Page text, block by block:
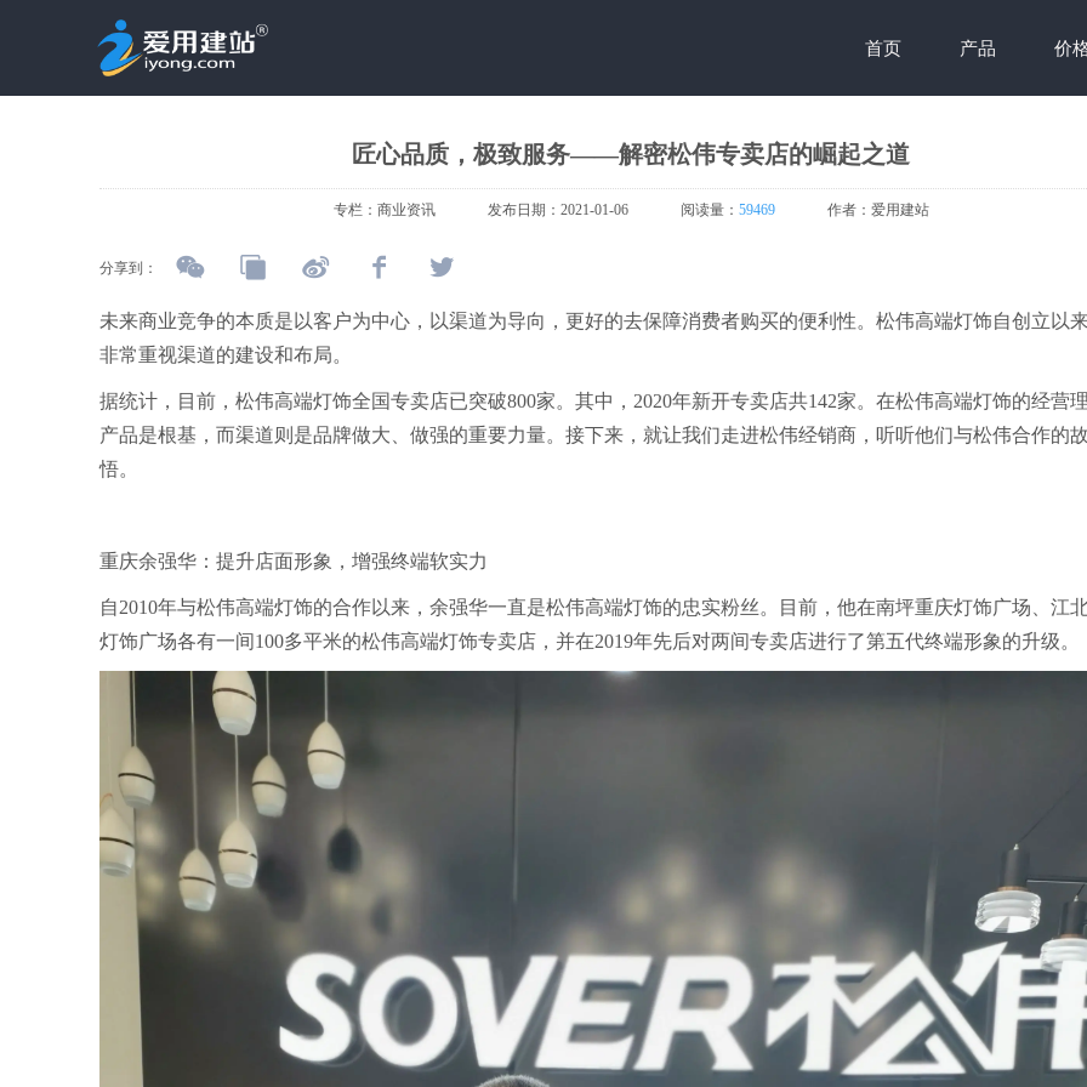
首页 产品 价
匠心品质，极致服务——解密松伟专卖店的崛起之道
专栏： 商业资讯 发布日期： 2021-01-06 阅读量： 59469 作者： 爱用建站
分享到：
未来商业竞争的本质是以客户为中心，以渠道为导向，更好的去保障消费者购买的便利性。松伟高端灯饰自创立以
非常重视渠道的建设和布局。
据统计，目前，松伟高端灯饰全国专卖店已突破800家。其中，2020年新开专卖店共142家。在松伟高端灯饰的经营
产品是根基，而渠道则是品牌做大、做强的重要力量。接下来，就让我们走进松伟经销商，听听他们与松伟合作的
悟。
重庆余强华：提升店面形象，增强终端软实力
自2010年与松伟高端灯饰的合作以来，余强华一直是松伟高端灯饰的忠实粉丝。目前，他在南坪重庆灯饰广场、江
灯饰广场各有一间100多平米的松伟高端灯饰专卖店，并在2019年先后对两间专卖店进行了第五代终端形象的升级。